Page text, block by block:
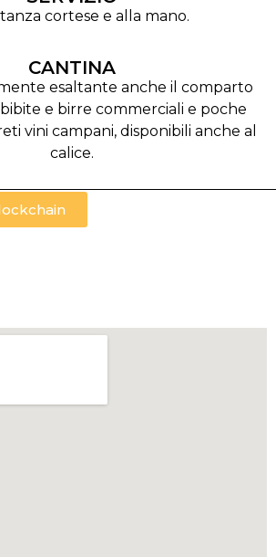
cortese e alla mano.
CANTINA
esaltante anche il comparto
e birre commerciali e poche
vini campani, disponibili anche al
calice.